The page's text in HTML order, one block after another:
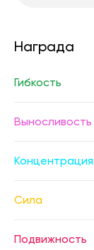
Награда
Гибкость
Выносливость
Концентрация
Сила
Подвижность